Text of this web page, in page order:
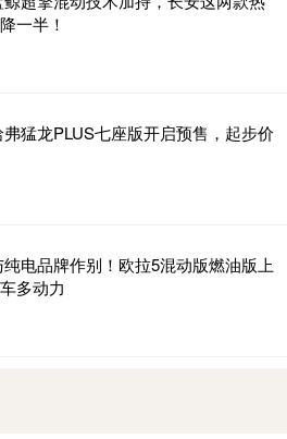
一半！
猛龙PLUS七座版开启预售，起步价
电品牌作别！欧拉5混动版燃油版上
多动力